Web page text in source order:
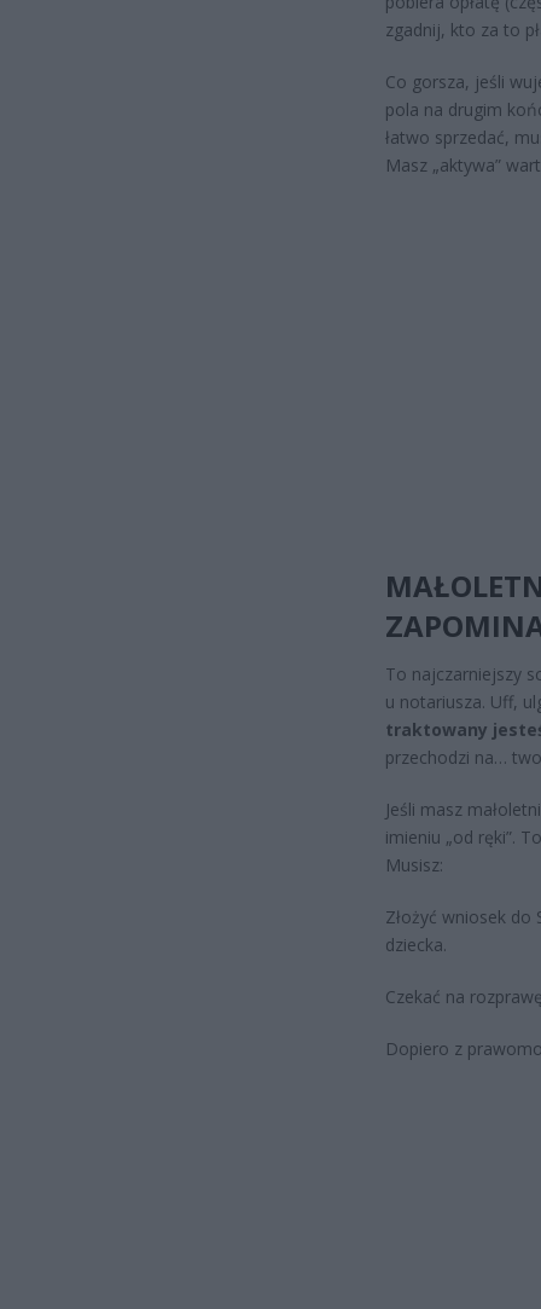
zgadnij, kto za to
Co gorsza, jeśli
pola na drugim
łatwo sprzedać,
Masz „aktywa”
To najczarniejszy
u notariusza. Uff,
traktowany
przechodzi na…
Jeśli masz
imieniu „od ręki”.
Musisz:
Złożyć wniosek
dziecka.
Czekać na
Dopiero z